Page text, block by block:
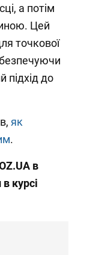
а потім
Цей
точкової
підхід до
як
.
в
курсі